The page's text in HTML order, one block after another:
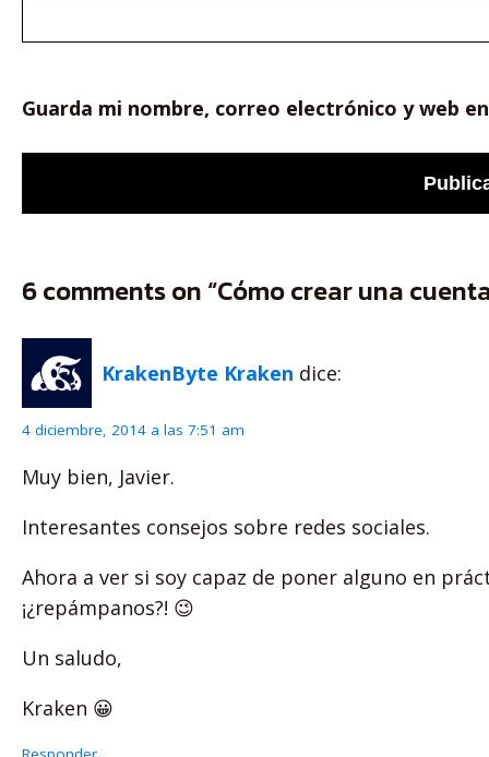
Guarda mi nombre, correo electrónico y web
6 comments on “Cómo crear una
KrakenByte Kraken dice:
4 diciembre, 2014 a las 7:51 am
Muy bien, Javier.
Interesantes consejos sobre redes sociales.
Ahora a ver si soy capaz de poner alguno en
¡¿repámpanos?! 😉
Un saludo,
Kraken 😀